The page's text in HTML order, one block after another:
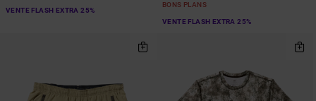
VENTE FLASH EXTRA 25%
BONS PLANS
VENTE FLASH EXTRA 25%